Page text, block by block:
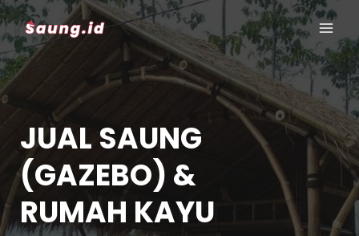
JUAL SAUNG
(GAZEBO) &
RUMAH KAYU